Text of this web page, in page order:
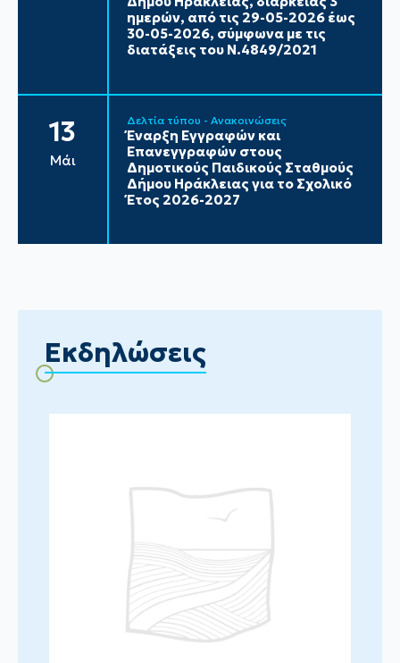
ημερών, από τις 29-05-2026 έως
30-05-2026, σύμφωνα με τις
διατάξεις του Ν.4849/2021
13
Μάι
Δελτία τύπου - Ανακοινώσεις
Έναρξη Εγγραφών και
Επανεγγραφών στους
Δημοτικούς Παιδικούς Σταθμούς
Δήμου Ηράκλειας για το Σχολικό
Έτος 2026-2027
Εκδηλώσεις